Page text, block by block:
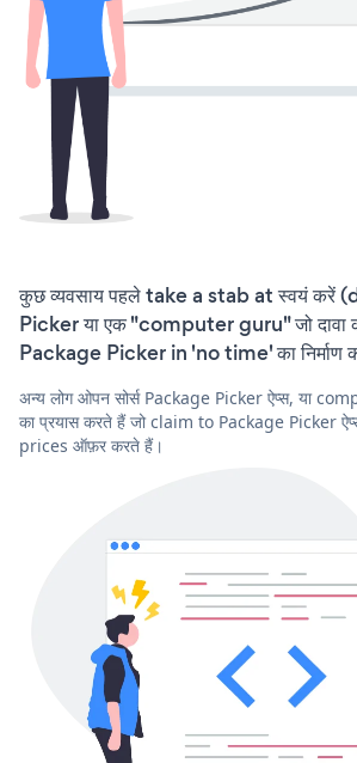
कुछ व्यवसाय पहले take a stab at स्वयं करें
Picker या एक "computer guru" जो दावा
Package Picker in 'no time' का निर्माण
अन्य लोग ओपन सोर्स Package Picker ऐप्स, या
का प्रयास करते हैं जो claim to Package Picker
prices ऑफ़र करते हैं।